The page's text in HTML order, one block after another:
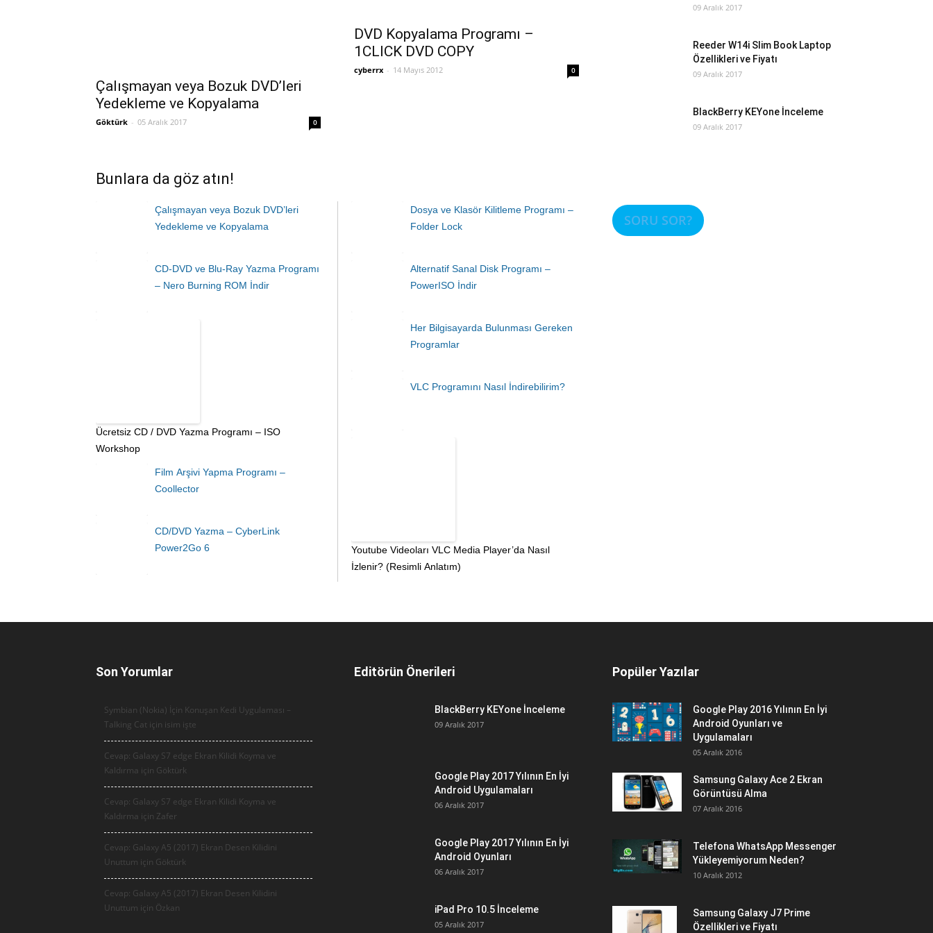
Çalışmayan veya Bozuk DVD’leri
Yedekleme ve Kopyalama
Göktürk - 05 Aralık 2017 0
DVD Kopyalama Programı –
1CLICK DVD COPY
cyberrx - 14 Mayıs 2012 0
Bunlara da göz atın!
Çalışmayan veya Bozuk DVD’leri
Yedekleme ve Kopyalama
CD-DVD ve Blu-Ray Yazma Programı
– Nero Burning ROM İndir
Ücretsiz CD / DVD Yazma Programı – ISO
Workshop
Film Arşivi Yapma Programı –
Coollector
CD/DVD Yazma – CyberLink
Power2Go 6
Dosya ve Klasör Kilitleme Programı –
Folder Lock
Alternatif Sanal Disk Programı –
PowerISO İndir
Her Bilgisayarda Bulunması Gereken
Programlar
VLC Programını Nasıl İndirebilirim?
Youtube Videoları VLC Media Player’da Nasıl
İzlenir? (Resimli Anlatım)
09 Aralık 2017
Reeder W14i Slim Book Laptop
Özellikleri ve Fiyatı
09 Aralık 2017
BlackBerry KEYone İnceleme
09 Aralık 2017
SORU SOR?
Son Yorumlar
Symbian (Nokia) İçin Konuşan Kedi Uygulaması –
Talking Cat için isim işte
Cevap: Galaxy S7 edge Ekran Kilidi Koyma ve
Kaldırma için Göktürk
Cevap: Galaxy S7 edge Ekran Kilidi Koyma ve
Kaldırma için Zafer
Cevap: Galaxy A5 (2017) Ekran Desen Kilidini
Unuttum için Göktürk
Cevap: Galaxy A5 (2017) Ekran Desen Kilidini
Unuttum için Özkan
Editörün Önerileri
BlackBerry KEYone İnceleme
09 Aralık 2017
Google Play 2017 Yılının En İyi
Android Uygulamaları
06 Aralık 2017
Google Play 2017 Yılının En İyi
Android Oyunları
06 Aralık 2017
iPad Pro 10.5 İnceleme
05 Aralık 2017
Popüler Yazılar
Google Play 2016 Yılının En İyi
Android Oyunları ve
Uygulamaları
05 Aralık 2016
Samsung Galaxy Ace 2 Ekran
Görüntüsü Alma
07 Aralık 2016
Telefona WhatsApp Messenger
Yükleyemiyorum Neden?
10 Aralık 2012
Samsung Galaxy J7 Prime
Özellikleri ve Fiyatı